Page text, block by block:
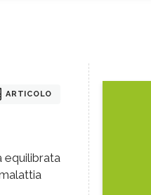
ARTICOLO
equilibrata